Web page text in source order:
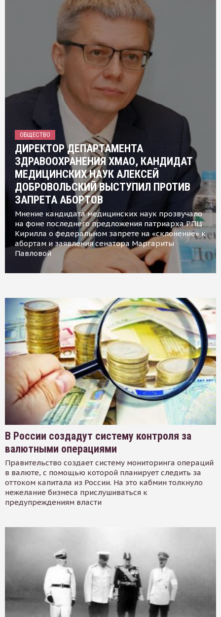
ОБЩЕСТВО
ДИРЕКТОР ДЕПАРТАМЕНТА
ЗДРАВООХРАНЕНИЯ ХМАО, КАНДИДАТ
МЕДИЦИНСКИХ НАУК АЛЕКСЕЙ
ДОБРОВОЛЬСКИЙ ВЫСТУПИЛ ПРОТИВ
ЗАПРЕТА АБОРТОВ
Мнение кандидата медицинских наук прозвучало
на фоне последнего предложения патриарха РПЦ
Кирилла о федеральном запрете на «склонение» к
абортам и заявления сенатора Маргариты
Павловой
В России создадут систему контроля за
валютными операциями
Правительство создает систему мониторинга операций
в валюте, с помощью которой планирует следить за
оттоком капитала из России. На это кабмин толкнуло
нежелание бизнеса прислушиваться к
предупреждениям власти